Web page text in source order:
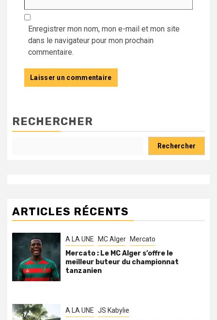
Enregistrer mon nom, mon e-mail et mon site
dans le navigateur pour mon prochain
commentaire.
RECHERCHER
Rechercher
ARTICLES RÉCENTS
A LA UNE MC Alger Mercato
Mercato : Le MC Alger s’offre le
meilleur buteur du championnat
tanzanien
A LA UNE JS Kabylie